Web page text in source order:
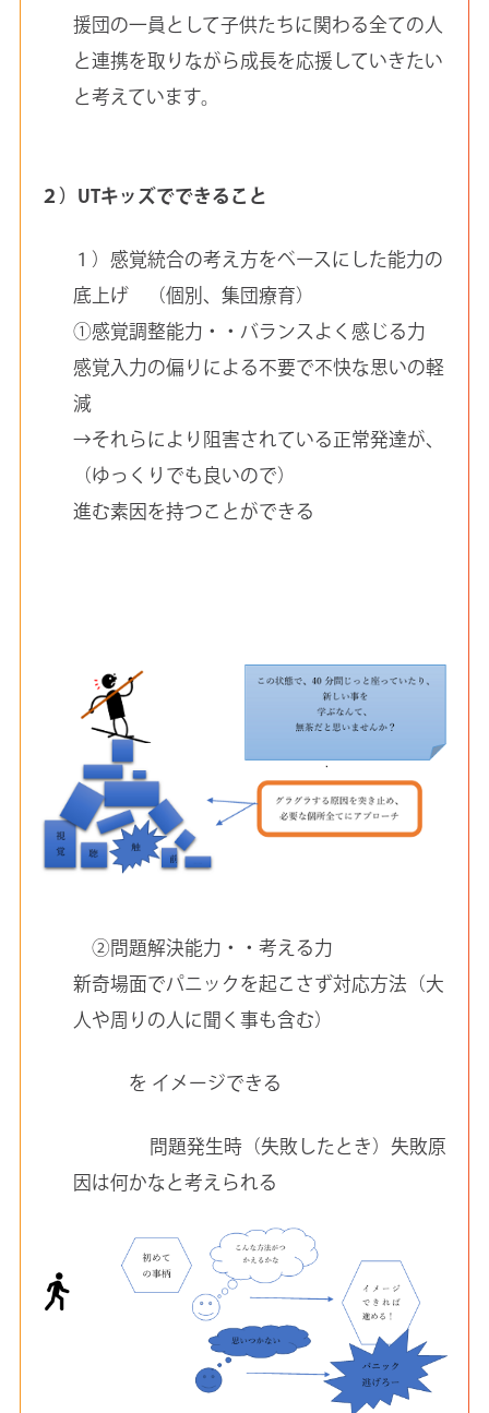
援団の一員として子供たちに関わる全ての人
と連携を取りながら成長を応援していきたい
と考えています。
２）UTキッズでできること
１）感覚統合の考え方をベースにした能力の
底上げ （個別、集団療育）
①感覚調整能力・・バランスよく感じる力
感覚入力の偏りによる不要で不快な思いの軽
減
→それらにより阻害されている正常発達が、
（ゆっくりでも良いので）
進む素因を持つことができる
②問題解決能力・・考える力
新奇場面でパニックを起こさず対応方法（大
人や周りの人に聞く事も含む）
を イメージできる
問題発生時（失敗したとき）失敗原
因は何かなと考えられる